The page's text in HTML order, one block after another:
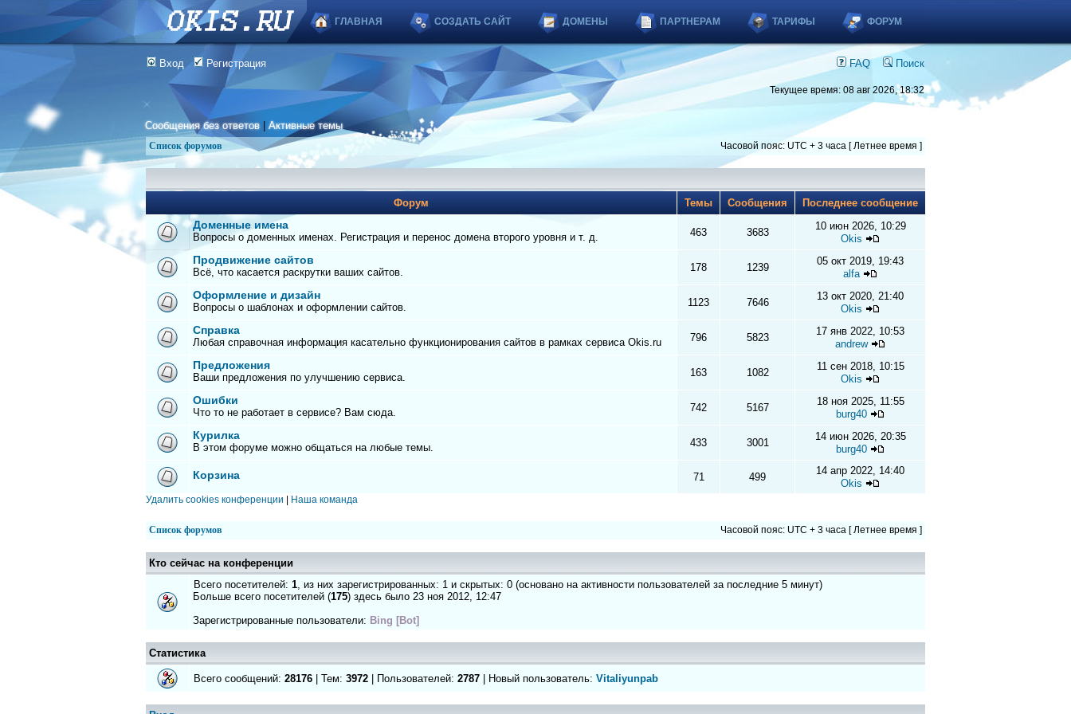
ГЛАВНАЯ СОЗДАТЬ САЙТ ДОМЕНЫ ПАРТНЕРАМ ТАРИФЫ ФОРУМ
Вход Регистрация FAQ Поиск
Текущее время: 08 авг 2026, 18:32
Сообщения без ответов |Активные темы
Список форумов Часовой пояс: UTC + 3 часа [ Летнее время ]
Форум Темы Сообщения Последнее сообщение
Доменные имена
Вопросы о доменных именах. Регистрация и перенос домена второго уровня и т. д. 463 3683
10 июн 2026, 10:29
Okis
Продвижение сайтов
Всё, что касается раскрутки ваших сайтов. 178 1239
05 окт 2019, 19:43
alfa
Оформление и дизайн
Вопросы о шаблонах и оформлении сайтов. 1123 7646
13 окт 2020, 21:40
Okis
Справка
Любая справочная информация касательно функционирования сайтов в рамках сервиса Okis.ru 796 5823
17 янв 2022, 10:53
andrew
Предложения
Ваши предложения по улучшению сервиса. 163 1082
11 сен 2018, 10:15
Okis
Ошибки
Что то не работает в сервисе? Вам сюда. 742 5167
18 ноя 2025, 11:55
burg40
Курилка
В этом форуме можно общаться на любые темы. 433 3001
14 июн 2026, 20:35
burg40
Корзина 71 499
14 апр 2022, 14:40
Okis
Удалить cookies конференции Наша команда
Список форумов Часовой пояс: UTC + 3 часа [ Летнее время ]
Кто сейчас на конференции
Всего посетителей: 1, из них зарегистрированных: 1 и скрытых: 0 (основано на активности пользователей за последние 5 минут)
Больше всего посетителей (175) здесь было 23 ноя 2012, 12:47
Зарегистрированные пользователи: Bing [Bot]
Статистика
Всего сообщений: 28176 | Тем: 3972 | Пользователей: 2787 | Новый пользователь: Vitaliyunpab